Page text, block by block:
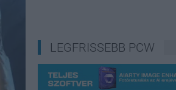
LEGFRISSEBB PCW